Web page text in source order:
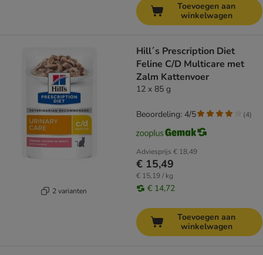
Toevoegen aan
winkelwagen
2 varianten
Hill´s Prescription Diet
Feline C/D Multicare met
Zalm Kattenvoer
12 x 85 g
Adviesprijs € 18,49
€ 15,49
€ 15,19 / kg
€ 14,72
Beoordeling: 4/5 (4)
Toevoegen aan
winkelwagen